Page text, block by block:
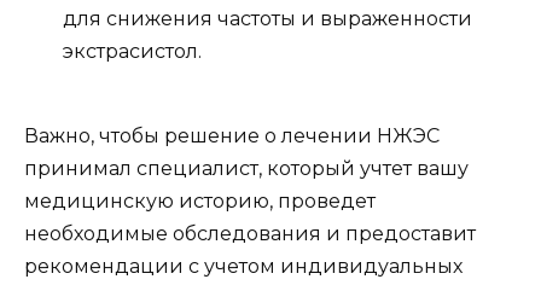
для снижения частоты и выраженности
экстрасистол.
Важно, чтобы решение о лечении НЖЭС
принимал специалист, который учтет вашу
медицинскую историю, проведет
необходимые обследования и предоставит
рекомендации с учетом индивидуальных